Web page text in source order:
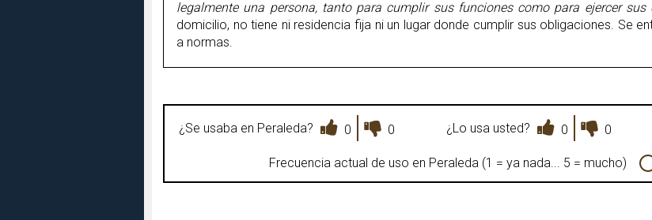
legalmente una persona, tanto para cumplir sus funciones como para ejercer sus
domicilio, no tiene ni residencia fija ni un lugar donde cumplir sus obligaciones. Se
a normas.
¿Se usaba en Peraleda? 0 0 ¿Lo usa usted? 0 0
Frecuencia actual de uso en Peraleda (1 = ya nada... 5 = mucho)